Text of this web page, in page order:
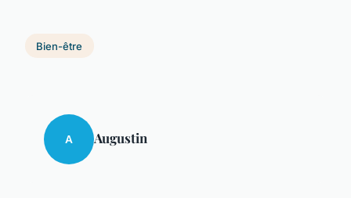
Bien-être
A Augustin